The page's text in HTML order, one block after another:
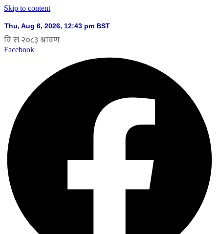
Skip to content
Facebook